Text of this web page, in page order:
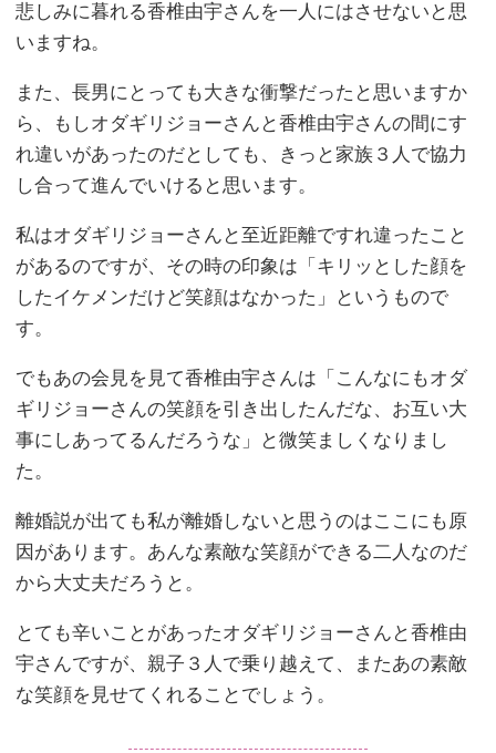
悲しみに暮れる香椎由宇さんを一人にはさせないと思
いますね。
また、長男にとっても大きな衝撃だったと思いますか
ら、もしオダギリジョーさんと香椎由宇さんの間にす
れ違いがあったのだとしても、きっと家族３人で協力
し合って進んでいけると思います。
私はオダギリジョーさんと至近距離ですれ違ったこと
があるのですが、その時の印象は「キリッとした顔を
したイケメンだけど笑顔はなかった」というもので
す。
でもあの会見を見て香椎由宇さんは「こんなにもオダ
ギリジョーさんの笑顔を引き出したんだな、お互い大
事にしあってるんだろうな」と微笑ましくなりまし
た。
離婚説が出ても私が離婚しないと思うのはここにも原
因があります。あんな素敵な笑顔ができる二人なのだ
から大丈夫だろうと。
とても辛いことがあったオダギリジョーさんと香椎由
宇さんですが、親子３人で乗り越えて、またあの素敵
な笑顔を見せてくれることでしょう。